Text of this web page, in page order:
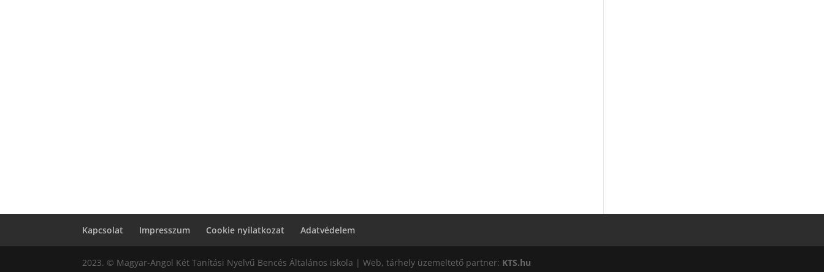
Kapcsolat Impresszum Cookie nyilatkozat Adatvédelem
2023. © Magyar-Angol Két Tanítási Nyelvű Bencés Általános iskola | Web, tárhely üzemeltető partner: KTS.hu